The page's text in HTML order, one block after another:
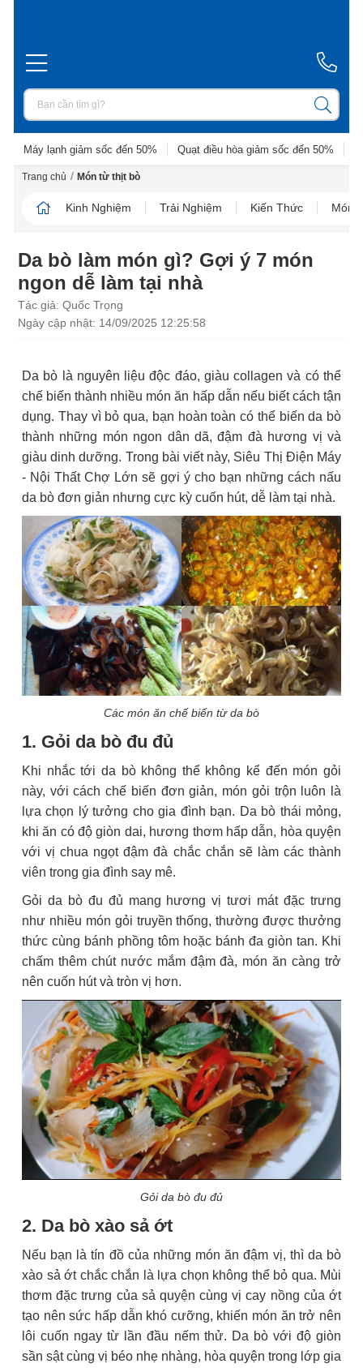
Máy lạnh giảm sốc đến 50% Quạt điều hòa giảm sốc đến 50%
Trang chủ / Món từ thịt bò
Kinh Nghiệm Trải Nghiệm Kiến Thức Món
Da bò làm món gì? Gợi ý 7 món
ngon dễ làm tại nhà
Tác giả: Quốc Trọng
Ngày cập nhật: 14/09/2025 12:25:58
Da bò là nguyên liệu độc đáo, giàu collagen và có thể
chế biến thành nhiều món ăn hấp dẫn nếu biết cách tận
dụng. Thay vì bỏ qua, bạn hoàn toàn có thể biến da bò
thành những món ngon dân dã, đậm đà hương vị và
giàu dinh dưỡng. Trong bài viết này, Siêu Thị Điện Máy
- Nội Thất Chợ Lớn sẽ gợi ý cho bạn những cách nấu
da bò đơn giản nhưng cực kỳ cuốn hút, dễ làm tại nhà.
Các món ăn chế biến từ da bò
1. Gỏi da bò đu đủ
Khi nhắc tới da bò không thể không kể đến món gỏi
này, với cách chế biến đơn giản, món gỏi trộn luôn là
lựa chọn lý tưởng cho gia đình bạn. Da bò thái mỏng,
khi ăn có độ giòn dai, hương thơm hấp dẫn, hòa quyện
với vị chua ngọt đậm đà chắc chắn sẽ làm các thành
viên trong gia đình say mê.
Gỏi da bò đu đủ mang hương vị tươi mát đặc trưng
như nhiều món gỏi truyền thống, thường được thưởng
thức cùng bánh phồng tôm hoặc bánh đa giòn tan. Khi
chấm thêm chút nước mắm đậm đà, món ăn càng trở
nên cuốn hút và tròn vị hơn.
Gỏi da bò đu đủ
2. Da bò xào sả ớt
Nếu bạn là tín đồ của những món ăn đậm vị, thì da bò
xào sả ớt chắc chắn là lựa chọn không thể bỏ qua. Mùi
thơm đặc trưng của sả quyện cùng vị cay nồng của ớt
tạo nên sức hấp dẫn khó cưỡng, khiến món ăn trở nên
lôi cuốn ngay từ lần đầu nếm thử. Da bò với độ giòn
sần sật cùng vị béo nhẹ nhàng, hòa quyện trong lớp gia